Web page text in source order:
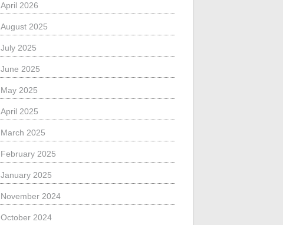
April 2026
August 2025
July 2025
June 2025
May 2025
April 2025
March 2025
February 2025
January 2025
November 2024
October 2024